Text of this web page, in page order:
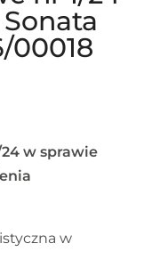
00018
24 w sprawie
w